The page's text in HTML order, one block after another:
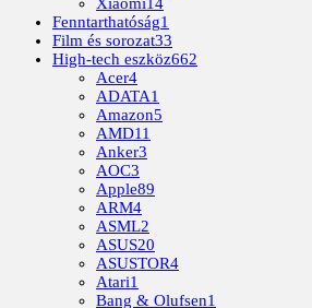
Xiaomi14
Fenntarthatóság1
Film és sorozat33
High-tech eszköz662
Acer4
ADATA1
Amazon5
AMD11
Anker3
AOC3
Apple89
ARM4
ASML2
ASUS20
ASUSTOR4
Atari1
Bang & Olufsen1